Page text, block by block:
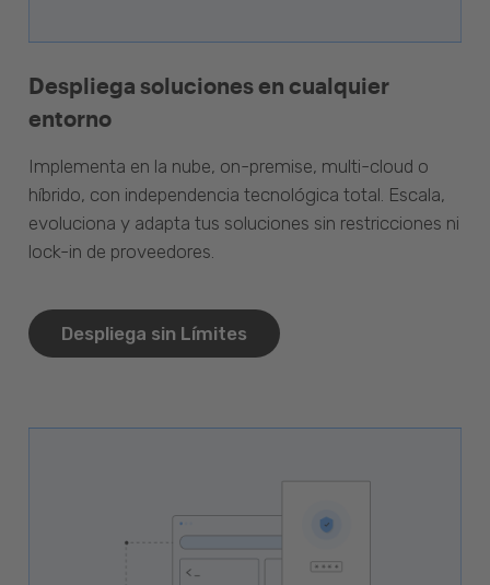
Despliega soluciones en cualquier
entorno
Implementa en la nube, on-premise, multi-cloud o
híbrido, con independencia tecnológica total. Escala,
evoluciona y adapta tus soluciones sin restricciones ni
lock-in de proveedores.
Despliega sin Límites